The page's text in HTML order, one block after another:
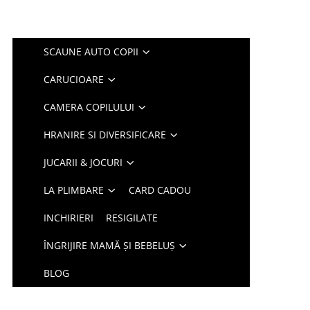
SCAUNE AUTO COPII
CARUCIOARE
CAMERA COPILULUI
HRANIRE SI DIVERSIFICARE
JUCARII & JOCURI
LA PLIMBARE CARD CADOU
INCHIRIERI RESIGILATE
ÎNGRIJIRE MAMĂ ȘI BEBELUȘ
BLOG